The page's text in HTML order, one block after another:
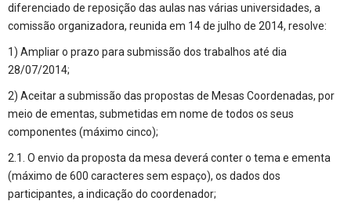
diferenciado de reposição das aulas nas várias universidades, a
comissão organizadora, reunida em 14 de julho de 2014, resolve:
1) Ampliar o prazo para submissão dos trabalhos até dia
28/07/2014;
2) Aceitar a submissão das propostas de Mesas Coordenadas, por
meio de ementas, submetidas em nome de todos os seus
componentes (máximo cinco);
2.1. O envio da proposta da mesa deverá conter o tema e ementa
(máximo de 600 caracteres sem espaço), os dados dos
participantes, a indicação do coordenador;